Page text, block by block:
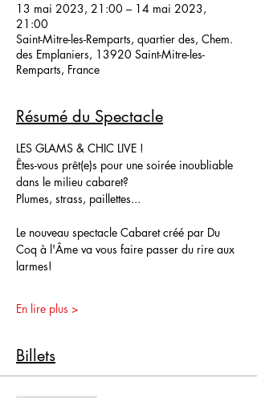
13 mai 2023, 21:00 – 14 mai 2023,
21:00
Saint-Mitre-les-Remparts, quartier des, Chem.
des Emplaniers, 13920 Saint-Mitre-les-
Remparts, France
Résumé du Spectacle
LES GLAMS & CHIC LIVE !
Êtes-vous prêt(e)s pour une soirée inoubliable
dans le milieu cabaret?
Plumes, strass, paillettes...
Le nouveau spectacle Cabaret créé par Du
Coq à l'Âme va vous faire passer du rire aux
larmes!
En lire plus >
Billets